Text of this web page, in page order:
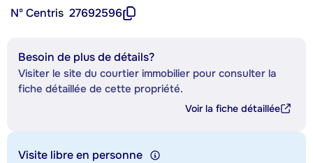
Nº Centris 27692596
Besoin de plus de détails?
Visiter le site du courtier immobilier pour consulter la
fiche détaillée de cette propriété.
Voir la fiche détaillée
Visite libre en personne